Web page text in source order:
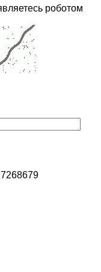
роботом